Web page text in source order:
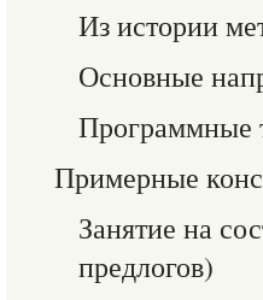
Из истории
Основные
Программные
Примерные
Занятие на
предлогов)